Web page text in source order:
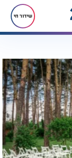
שידור חי